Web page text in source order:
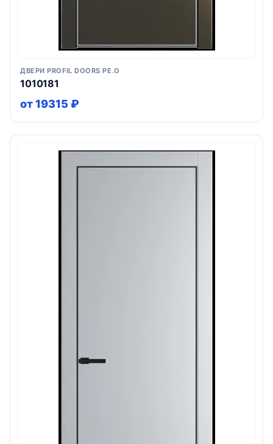
ДВЕРИ PROFIL DOORS PE.O
1010181
от 19315 ₽